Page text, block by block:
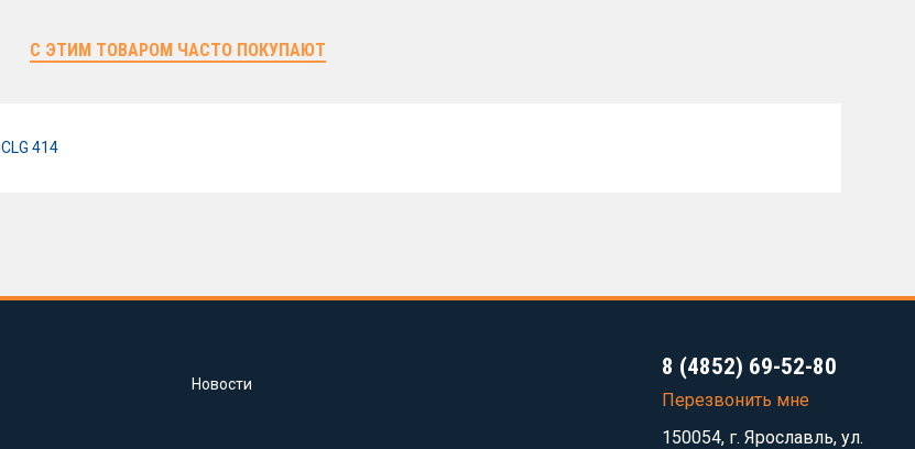
С ЭТИМ ТОВАРОМ ЧАСТО ПОКУПАЮТ
CLG 414
Новости
8 (4852) 69-52-80
Перезвонить мне
150054, г. Ярославль, ул.